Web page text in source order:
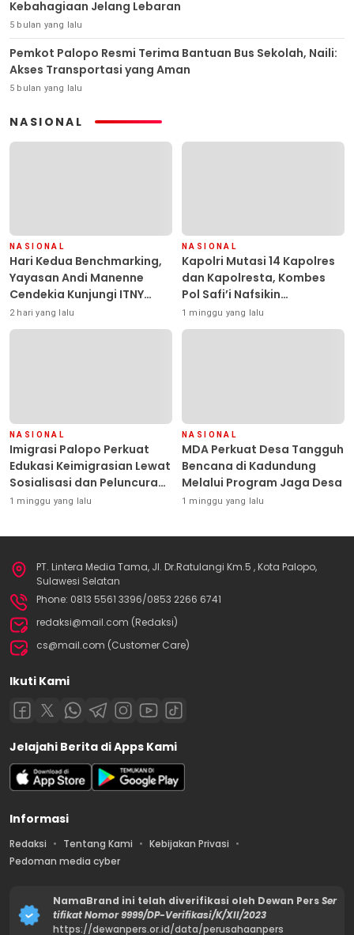
Kebahagiaan Jelang Lebaran
5 bulan yang lalu
Pemkot Palopo Resmi Terima Bantuan Bus Sekolah, Naili:
Akses Transportasi yang Aman
5 bulan yang lalu
NASIONAL
NASIONAL
Hari Kedua Benchmarking,
Yayasan Andi Manenne
Cendekia Kunjungi ITNY
Yogyakarta
2 hari yang lalu
NASIONAL
Kapolri Mutasi 14 Kapolres
dan Kapolresta, Kombes
Pol Safi’i Nafsikin
Mengemban Amanah
Pimpin Polresta Kendari
1 minggu yang lalu
NASIONAL
Imigrasi Palopo Perkuat
Edukasi Keimigrasian Lewat
Sosialisasi dan Peluncuran
Inovasi Chatbot “IT CHIKA”
1 minggu yang lalu
NASIONAL
MDA Perkuat Desa Tangguh
Bencana di Kadundung
Melalui Program Jaga Desa
1 minggu yang lalu
PT. Lintera Media Tama, Jl. Dr.Ratulangi Km.5 , Kota Palopo,
Sulawesi Selatan
Phone: 0813 5561 3396/0853 2266 6741
redaksi@mail.com (Redaksi)
cs@mail.com (Customer Care)
Ikuti Kami
Jelajahi Berita di Apps Kami
Informasi
Redaksi Tentang Kami
Kebijakan Privasi
Pedoman media cyber
NamaBrand ini telah diverifikasi oleh Dewan PersSer
tifikat Nomor 9999/DP-Verifikasi/K/XII/2023
https://dewanpers.or.id/data/perusahaanpers